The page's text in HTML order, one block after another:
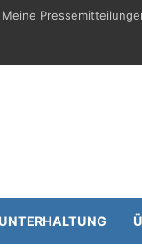
Meine
UNTERHALTUNG